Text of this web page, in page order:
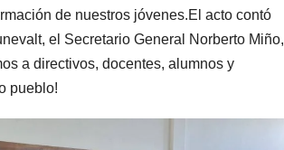
de nuestros jóvenes.​El acto contó
el Secretario General Norberto Miño,
a directivos, docentes, alumnos y
pueblo!